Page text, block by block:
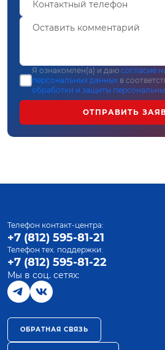
Я ознакомлен(а) и даю согласие
персональных данных в
обработки и защиты
ОТПРАВИТЬ
Телефон контакт-центра:
+7 (812) 595-81-21
Телефон тех. поддержки:
+7 (812) 595-81-22
Мы в соц. сетях:
ОБРАТНАЯ СВЯЗЬ